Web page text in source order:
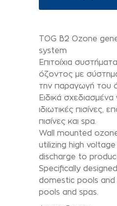
TOG B2 Ozone
system
Επιτοίχια
όζοντος µε
την παραγωγή του
Ειδικά σχεδιασµένα
ιδιωτικές πισίνες,
πισίνες και spa.
Wall mounted
utilizing high
discharge to
Specifically
domestic pools and
pools and spas.